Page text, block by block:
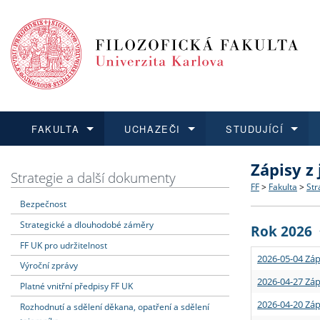
FAKULTA
Dozvědět se více
Struktura
Strategie
Podpora
UCHAZEČI
Podat přihlášku
Co
Učitelské
STUDUJÍCÍ
Dozvědět se více
Rigorózní
Dozvědět se více
O vědě a
Granty a
Dozvědět se více
Aktuální
Strategie a další dokumenty
Bezpečnost
Strategické a dlouhodobé záměry
FF UK pro udržitelnost
Výroční zprávy
Platné vnitřní předpisy FF UK
Rozhodnutí a sdělení děkana, opatření a sdělení
Zápisy
FF > Fakulta >
Rok 2026
2026-05-04
2026-04-27
2026-04-20